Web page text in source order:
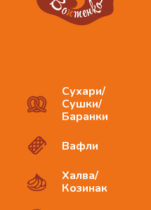
Сухари/
Сушки/
Баранки
Вафли
Халва/
Козинак